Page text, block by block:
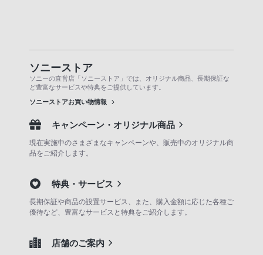
ソニーストア
ソニーの直営店「ソニーストア」では、オリジナル商品、長期保証な
ど豊富なサービスや特典をご提供しています。
ソニーストアお買い物情報
キャンペーン・オリジナル商品
現在実施中のさまざまなキャンペーンや、販売中のオリジナル商
品をご紹介します。
特典・サービス
長期保証や商品の設置サービス、また、購入金額に応じた各種ご
優待など、豊富なサービスと特典をご紹介します。
店舗のご案内